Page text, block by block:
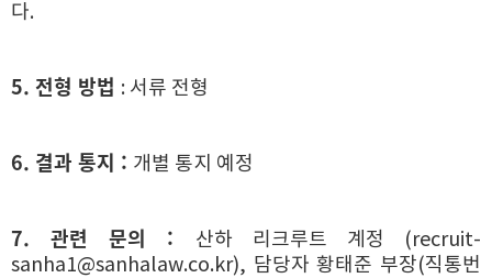
다.
5. 전형 방법 : 서류 전형
6. 결과 통지 : 개별 통지 예정
7. 관련 문의 : 산하 리크루트 계정 (recruit-
sanha1@sanhalaw.co.kr), 담당자 황태준 부장(직통번